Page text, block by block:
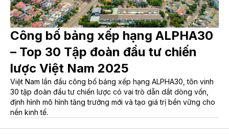
Công bố bảng xếp hạng ALPHA30
– Top 30 Tập đoàn đầu tư chiến
lược Việt Nam 2025
Việt Nam lần đầu công bố bảng xếp hạng ALPHA30, tôn vinh
30 tập đoàn đầu tư chiến lược có vai trò dẫn dắt dòng vốn,
định hình mô hình tăng trưởng mới và tạo giá trị bền vững cho
nền kinh tế.